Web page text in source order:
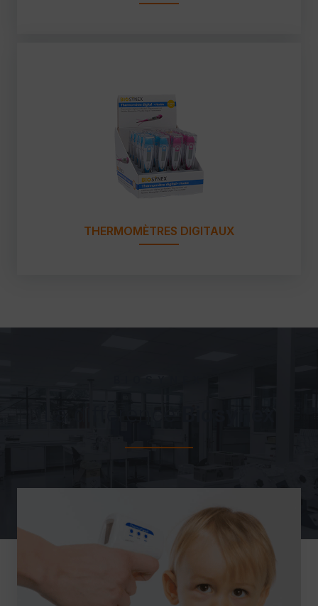
THERMOMÈTRES DIGITAUX